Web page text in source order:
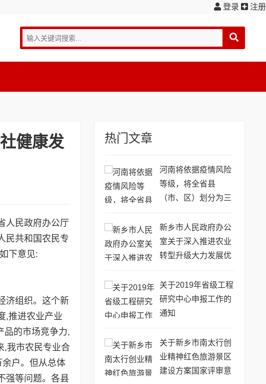
登录 注册
健康发
人民政府办公厅
民共和国农民专
下意见:
济组织。这个新
,推进农业产业
品的市场竞争力,
,我市农民专业合
户。但从总体
强等问题。各县
热门文章
河南将依据疫情风险
等级，将全省县
（市、区）划分为三
新乡市人民政府办公
室关于深入推进农业
转型升级大力发展优
关于2019年省级工程
研究中心申报工作的
通知
关于新乡市南太行创
业精神红色旅游景区
建设方案国家评审意